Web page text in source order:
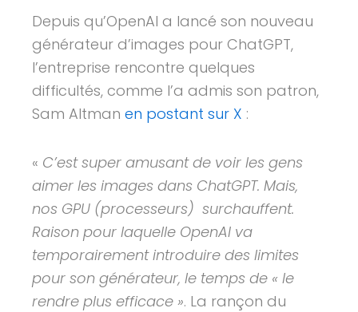
Depuis qu’OpenAI a lancé son nouveau
générateur d’images pour ChatGPT,
l’entreprise rencontre quelques
difficultés, comme l’a admis son patron,
Sam Altman en postant sur X :
« C’est super amusant de voir les gens
aimer les images dans ChatGPT. Mais,
nos GPU (processeurs) surchauffent.
Raison pour laquelle OpenAI va
temporairement introduire des limites
pour son générateur, le temps de « le
rendre plus efficace ». La rançon du